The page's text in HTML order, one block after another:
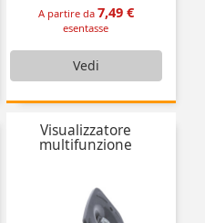
A partire da 7,49 €
esentasse
Vedi
Visualizzatore
multifunzione